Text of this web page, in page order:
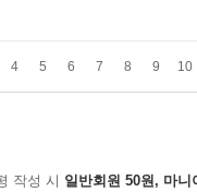
4 5 6 7 8 9 10
작성 시 일반회원 50원, 마니